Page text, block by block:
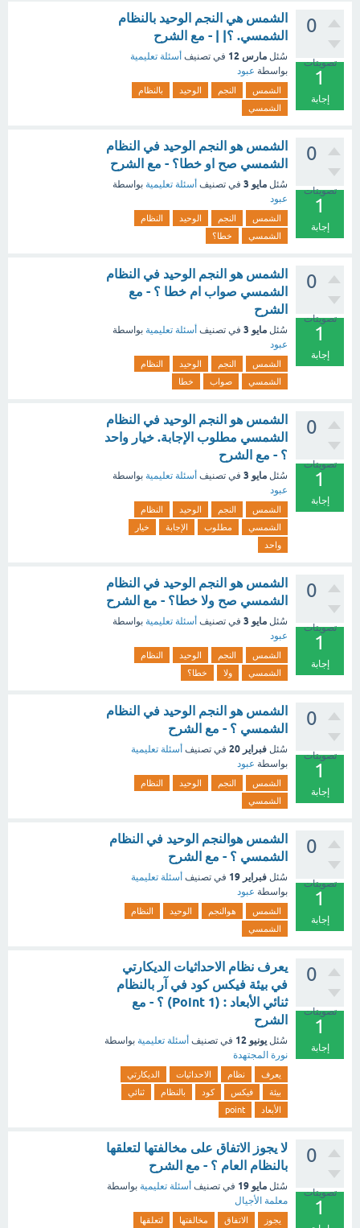
0
تصويتات
1
إجابة
الشمس هي النجم الوحيد بالنظام
الشمسي. ؟| | - مع الشرح
سُئل مارس 12 في تصنيف أسئلة تعليمية
بواسطة عبود
الشمس النجم الوحيد
بالنظام
الشمسي
0
تصويتات
1
إجابة
الشمس هو النجم الوحيد في النظام
الشمسي صح او خطا؟ - مع الشرح
سُئل مايو 3 في تصنيف أسئلة تعليمية بواسطة
عبود
الشمس النجم الوحيد
النظام
الشمسي
خطا؟
0
تصويتات
1
إجابة
الشمس هو النجم الوحيد في النظام
الشمسي صواب ام خطا ؟ - مع
الشرح
سُئل مايو 3 في تصنيف أسئلة تعليمية بواسطة
عبود
الشمس النجم الوحيد
النظام
الشمسي
صواب خطا
0
تصويتات
1
إجابة
الشمس هو النجم الوحيد في النظام
الشمسي مطلوب الإجابة. خيار واحد
؟ - مع الشرح
سُئل مايو 3 في تصنيف أسئلة تعليمية بواسطة
عبود
الشمس النجم الوحيد
النظام
الشمسي
مطلوب الإجابة
خيار
واحد
0
تصويتات
1
إجابة
الشمس هو النجم الوحيد في النظام
الشمسي صح ولا خطا؟ - مع الشرح
سُئل مايو 3 في تصنيف أسئلة تعليمية بواسطة
عبود
الشمس النجم الوحيد
النظام
الشمسي
ولا خطا؟
0
تصويتات
1
إجابة
الشمس هو النجم الوحيد في النظام
الشمسي ؟ - مع الشرح
سُئل فبراير 20 في تصنيف أسئلة تعليمية
بواسطة عبود
الشمس النجم الوحيد
النظام
الشمسي
0
تصويتات
1
إجابة
الشمس هوالنجم الوحيد في النظام
الشمسي ؟ - مع الشرح
سُئل فبراير 19 في تصنيف أسئلة تعليمية
بواسطة عبود
الشمس هوالنجم الوحيد
النظام
الشمسي
0
تصويتات
1
إجابة
يعرف نظام الاحداثيات الديكارتي
في بيئة فيكس كود في آر بالنظام
ثنائي الأبعاد : (1 Point) ؟ - مع
الشرح
سُئل يونيو 12 في تصنيف أسئلة تعليمية بواسطة
نورة المجتهدة
يعرف نظام الاحداثيات
الديكارتي
بيئة
فيكس كود بالنظام
ثنائي
الأبعاد
point
0
تصويتات
1
لا يجوز الاتفاق على مخالفتها لتعلقها
بالنظام العام ؟ - مع الشرح
سُئل مايو 19 في تصنيف أسئلة تعليمية بواسطة
معلمة الأجيال
يجوز الاتفاق مخالفتها لتعلقها